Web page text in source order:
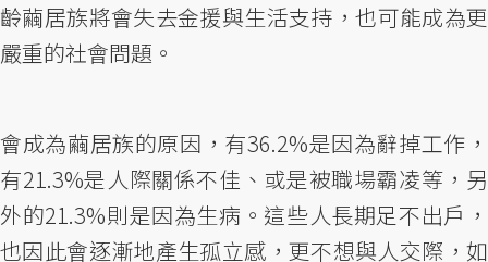
齡繭居族將會失去金援與生活支持，也可能成為更
嚴重的社會問題。
會成為繭居族的原因，有36.2%是因為辭掉工作，
有21.3%是人際關係不佳、或是被職場霸凌等，另
外的21.3%則是因為生病。這些人長期足不出戶，
也因此會逐漸地產生孤立感，更不想與人交際，如